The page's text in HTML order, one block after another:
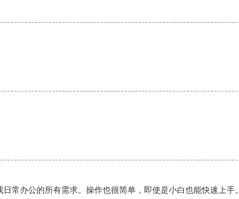
常办公的所有需求。操作也很简单，即使是小白也能快速上手。